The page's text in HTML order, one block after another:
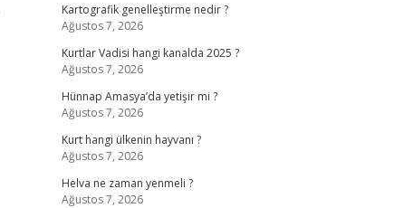
Kartografik genelleştirme nedir ?
Ağustos 7, 2026
Kurtlar Vadisi hangi kanalda 2025 ?
Ağustos 7, 2026
Hünnap Amasya’da yetişir mi ?
Ağustos 7, 2026
Kurt hangi ülkenin hayvanı ?
Ağustos 7, 2026
Helva ne zaman yenmeli ?
Ağustos 7, 2026